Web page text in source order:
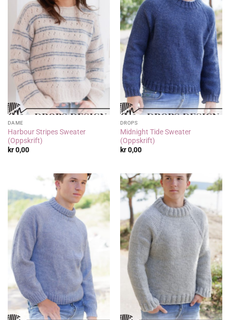
DAME
Harbour Stripes Sweater
(Oppskrift)
kr0,00
DROPS
Midnight Tide Sweater
(Oppskrift)
kr0,00